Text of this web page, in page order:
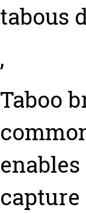
tabous
,
Taboo